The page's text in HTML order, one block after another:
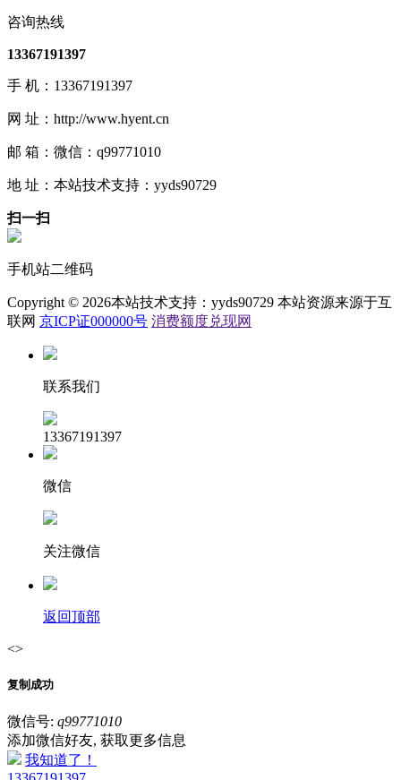
咨询热线
13367191397
手 机：13367191397
网 址：http://www.hyent.cn
邮 箱：微信：q99771010
地 址：本站技术支持：yyds90729
扫一扫
手机站二维码
Copyright © 2026本站技术支持：yyds90729 本站资源来源于互
联网 京ICP证000000号 消费额度兑现网
联系我们
13367191397
微信
关注微信
返回顶部
<>
复制成功
微信号: q99771010
添加微信好友, 获取更多信息
我知道了！